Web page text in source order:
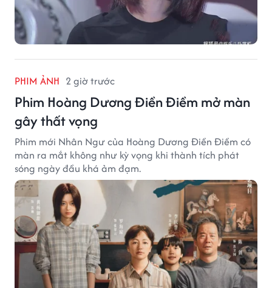
PHIM ẢNH 2 giờ trước
Phim Hoàng Dương Điền Điềm mở màn
gây thất vọng
Phim mới Nhân Ngư của Hoàng Dương Điền Điềm có
màn ra mắt không như kỳ vọng khi thành tích phát
sóng ngày đầu khá ảm đạm.